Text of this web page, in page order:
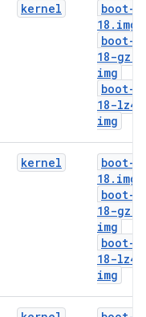
kernel boot-6
18 . img
boot-6
18-gz
img
boot-6
18-lz4
img
kernel boot-6
18 . img
boot-6
18-gz
img
boot-6
18-lz4
img